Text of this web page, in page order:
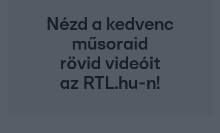
Nézd a kedvenc
műsoraid
rövid videóit
az RTL.hu-n!